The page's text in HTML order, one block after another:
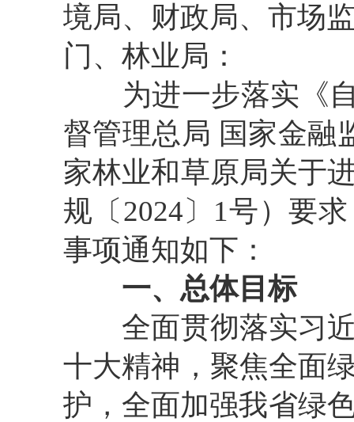
境局、财政局、市场
门、林业局：
为进一步落实《
督管理总局 国家金融
家林业和草原局关于
规〔 2024 〕 1号）要
事项通知如下：
一、总体目标
全面贯彻落实习
十大精神，聚焦全面
护，全面加强我省绿